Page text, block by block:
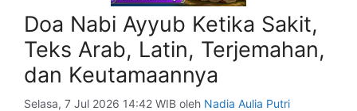
Doa Nabi Ayyub Ketika Sakit,
Teks Arab, Latin, Terjemahan,
dan Keutamaannya
Selasa, 7 Jul 2026 14:42 WIB oleh Nadia Aulia Putri